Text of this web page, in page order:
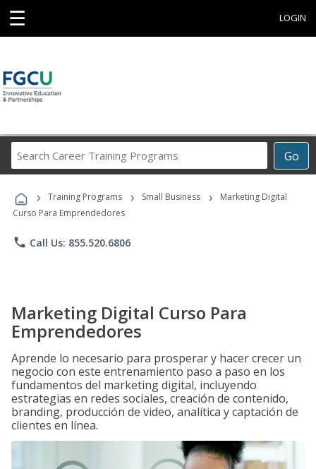
☰ LOGIN
Go
Career
Programs
› Training Programs › Small Business ›
Marketing Digital
Curso Para Emprendedores
phone Call Us: 855.520.6806
Marketing Digital Curso Para
Emprendedores
Aprende lo necesario para prosperar y hacer crecer un
negocio con este entrenamiento paso a paso en los
fundamentos del marketing digital, incluyendo
estrategias en redes sociales, creación de contenido,
branding, producción de video, analítica y captación de
clientes en línea.